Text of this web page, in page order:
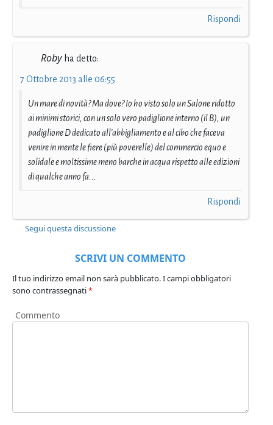
Rispondi
Roby ha detto:
7 Ottobre 2013 alle 06:55
Un mare di novità? Ma dove? Io ho visto solo un Salone ridotto
ai minimi storici, con un solo vero padiglione interno (il B), un
padiglione D dedicato all'abbigliamento e al cibo che faceva
venire in mente le fiere (più poverelle) del commercio equo e
solidale e moltissime meno barche in acqua rispetto alle edizioni
di qualche anno fa...
Rispondi
Segui questa discussione
SCRIVI UN COMMENTO
Il tuo indirizzo email non sarà pubblicato.I campi obbligatori
sono contrassegnati*
Commento